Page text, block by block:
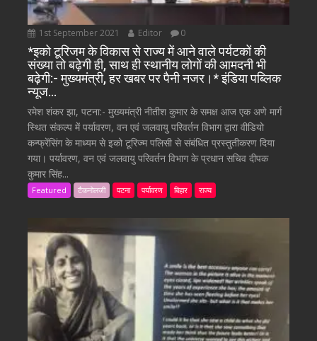
1st September 2021 Editor 0
*इको टूरिजम के विकास से राज्य में आने वाले पर्यटकों की
संख्या तो बढ़ेगी ही, साथ ही स्थानीय लोगों की आमदनी भी
बढ़ेगी:- मुख्यमंत्री, हर खबर पर पैनी नजर।* इंडिया पब्लिक
न्यूज…
रमेश शंकर झा, पटना:- मुख्यमंत्री नीतीश कुमार के समक्ष आज एक अणे मार्ग
स्थित संकल्प में पर्यावरण, वन एवं जलवायु परिवर्तन विभाग द्वारा वीडियो
कन्फ्रेंसिंग के माध्यम से इको टूरिज्म पलिसी से संबंधित प्रस्तुतीकरण दिया
गया। पर्यावरण, वन एवं जलवायु परिवर्तन विभाग के प्रधान सचिव दीपक
कुमार सिंह...
Featured टैकनोलजी पटना पर्यावरण बिहार राज्य